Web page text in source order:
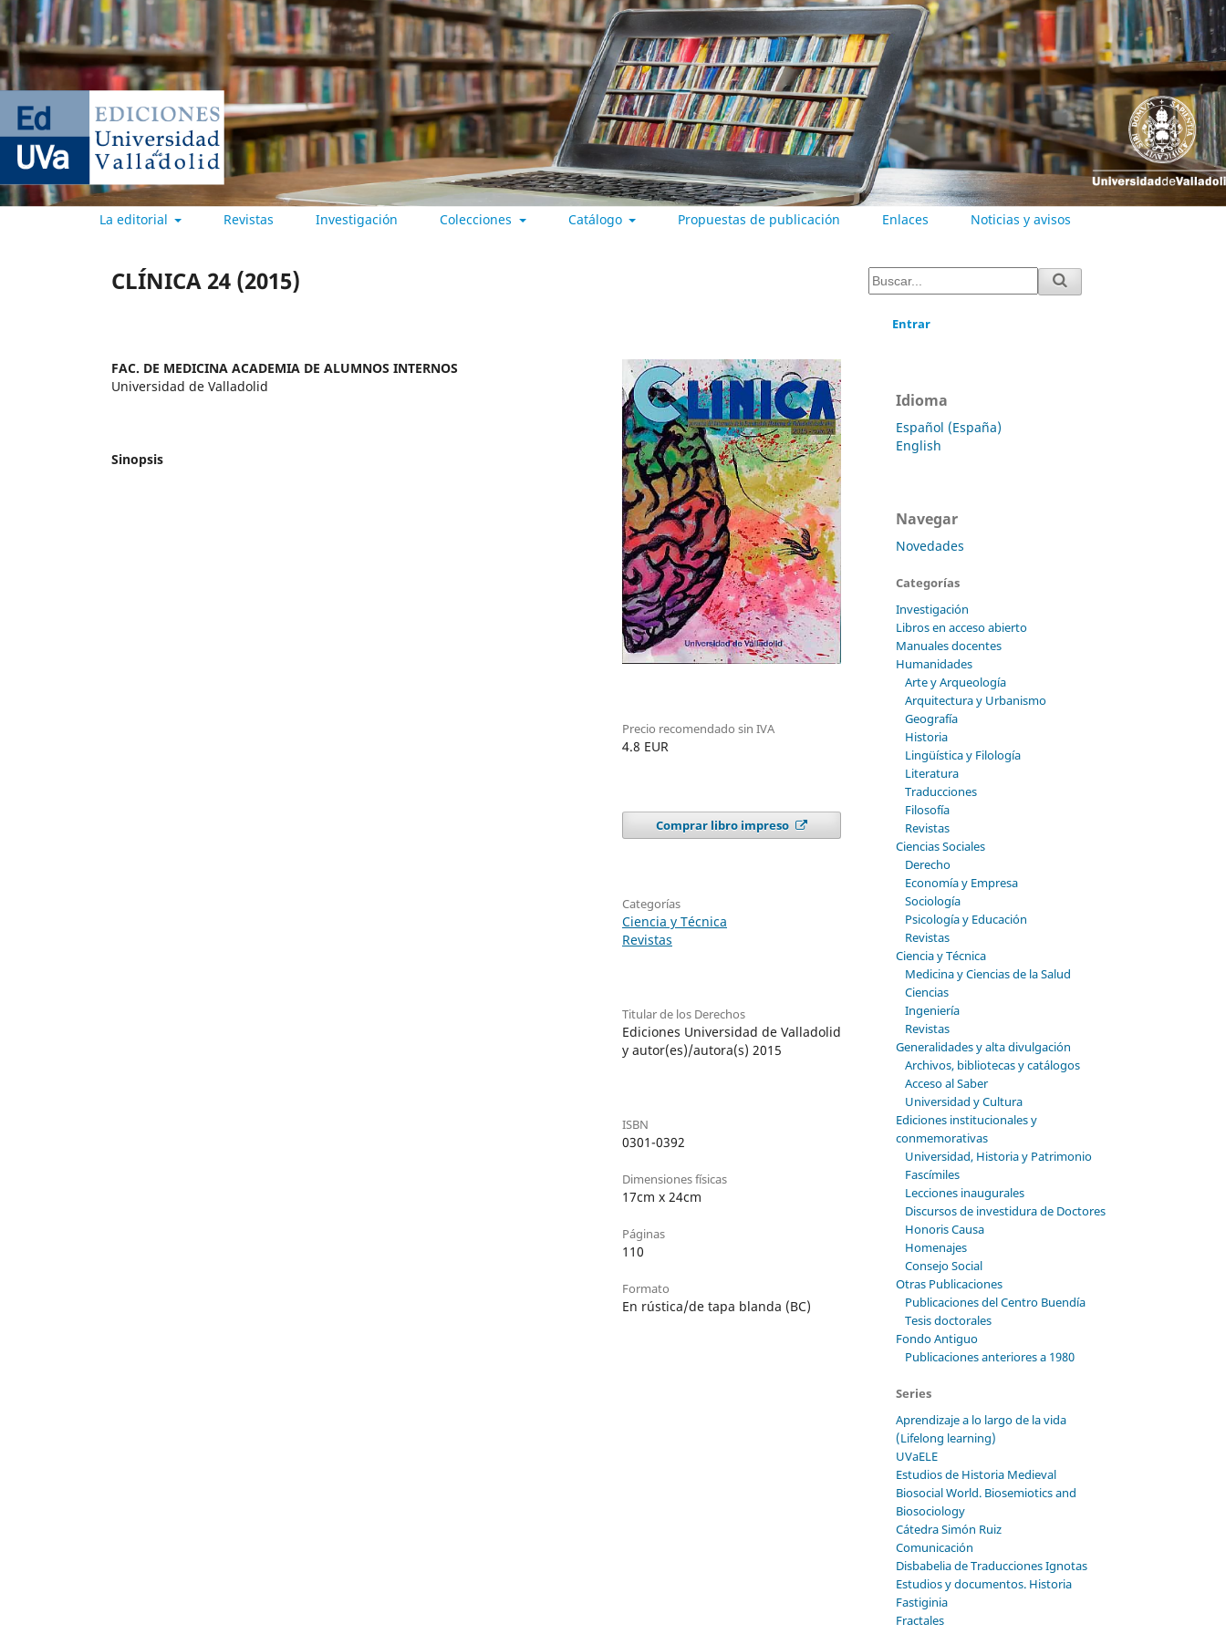
La editorial Revistas Investigación Colecciones Catálogo Propuestas de publicación Enlaces Noticias y avisos
CLÍNICA 24 (2015)
FAC. DE MEDICINA ACADEMIA DE ALUMNOS INTERNOS
Universidad de Valladolid
Sinopsis
Precio recomendado sin IVA
4.8 EUR
Comprar libro impreso
Categorías
Ciencia y Técnica
Revistas
Titular de los Derechos
Ediciones Universidad de Valladolid
y autor(es)/autora(s) 2015
ISBN
0301-0392
Dimensiones físicas
17cm x 24cm
Páginas
110
Formato
En rústica/de tapa blanda (BC)
Entrar
Idioma
Español (España)
English
Navegar
Novedades
Categorías
Investigación
Libros en acceso abierto
Manuales docentes
Humanidades
Arte y Arqueología
Arquitectura y Urbanismo
Geografía
Historia
Lingüística y Filología
Literatura
Traducciones
Filosofía
Revistas
Ciencias Sociales
Derecho
Economía y Empresa
Sociología
Psicología y Educación
Revistas
Ciencia y Técnica
Medicina y Ciencias de la Salud
Ciencias
Ingeniería
Revistas
Generalidades y alta divulgación
Archivos, bibliotecas y catálogos
Acceso al Saber
Universidad y Cultura
Ediciones institucionales y
conmemorativas
Universidad, Historia y Patrimonio
Fascímiles
Lecciones inaugurales
Discursos de investidura de Doctores
Honoris Causa
Homenajes
Consejo Social
Otras Publicaciones
Publicaciones del Centro Buendía
Tesis doctorales
Fondo Antiguo
Publicaciones anteriores a 1980
Series
Aprendizaje a lo largo de la vida
(Lifelong learning)
UVaELE
Estudios de Historia Medieval
Biosocial World. Biosemiotics and
Biosociology
Cátedra Simón Ruiz
Comunicación
Disbabelia de Traducciones Ignotas
Estudios y documentos. Historia
Fastiginia
Fractales